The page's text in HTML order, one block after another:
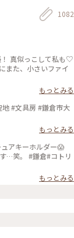
1082
もっとみる
#文具房 #鎌倉市大
もっとみる
アキーホルダー😱
コトリ
もっとみる